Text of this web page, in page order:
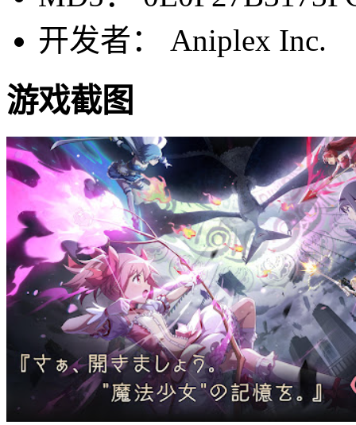
开发者： Aniplex Inc.
游戏截图